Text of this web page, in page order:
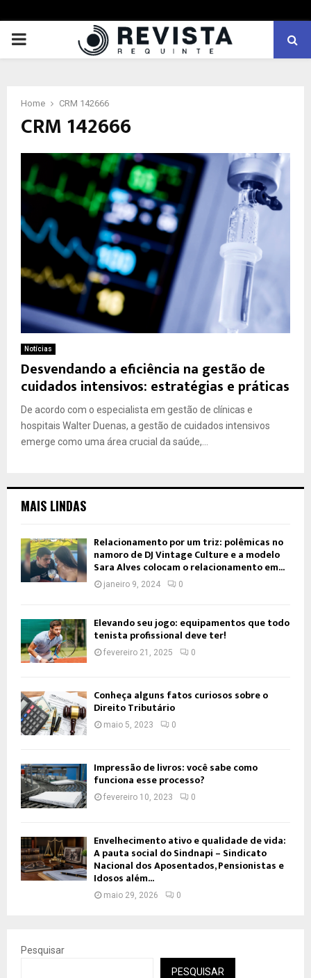
PRIMARY
Home CRM 142666
CRM 142666
Notícias
Desvendando a eficiência na gestão de
cuidados intensivos: estratégias e práticas
De acordo com o especialista em gestão de clínicas e
hospitais Walter Duenas, a gestão de cuidados intensivos
emerge como uma área crucial da saúde,...
MAIS LINDAS
Relacionamento por um triz: polêmicas no
namoro de DJ Vintage Culture e a modelo
Sara Alves colocam o relacionamento em...
janeiro 9, 2024 0
Elevando seu jogo: equipamentos que todo
tenista profissional deve ter!
fevereiro 21, 2025 0
Conheça alguns fatos curiosos sobre o
Direito Tributário
maio 5, 2023 0
Impressão de livros: você sabe como
funciona esse processo?
fevereiro 10, 2023 0
Envelhecimento ativo e qualidade de vida:
A pauta social do Sindnapi – Sindicato
Nacional dos Aposentados, Pensionistas e
Idosos além...
maio 29, 2026 0
Pesquisar
PESQUISAR